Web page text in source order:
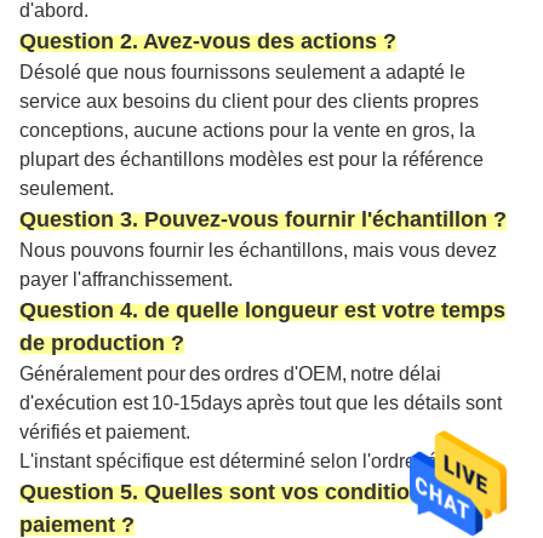
d'abord.
Question 2. Avez-vous des actions ?
Désolé que nous fournissons seulement a adapté le
service aux besoins du client pour des clients propres
conceptions, aucune actions pour la vente en gros, la
plupart des échantillons modèles est pour la référence
seulement.
Question 3. Pouvez-vous fournir l'échantillon ?
Nous pouvons fournir les échantillons, mais vous devez
payer l'affranchissement.
Question 4. de quelle longueur est votre temps
de production ?
Généralement pourdesordres d'OEM, notre délai
d'exécution est 10-15daysaprès tout que les détails sont
vérifiéset paiement.
L'instant spécifique est déterminé selon l'ordre réel.
Question 5. Quelles sont vos conditions de
paiement ?